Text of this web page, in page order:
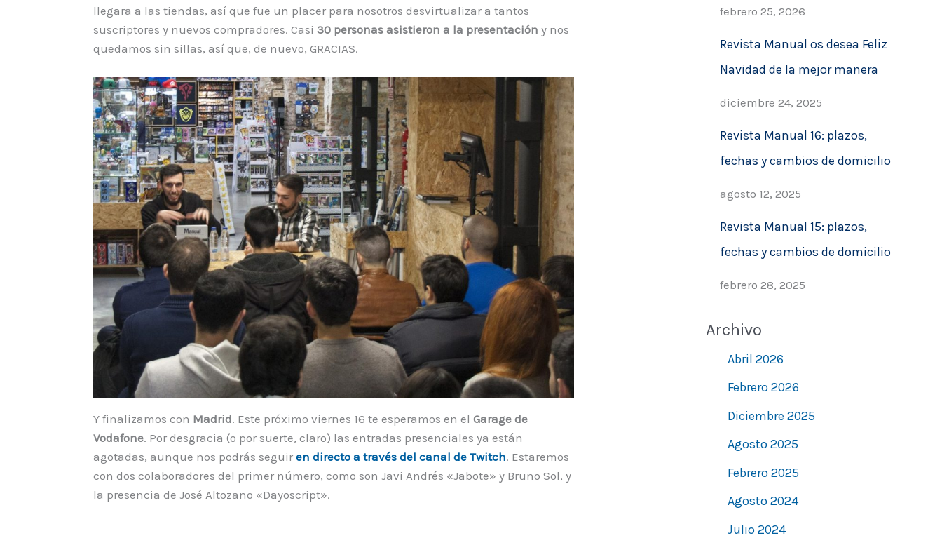
llegara a las tiendas, así que fue un placer para nosotros desvirtualizar a tantos
suscriptores y nuevos compradores. Casi30 personas asistieron a la presentación y nos
quedamos sin sillas, así que, de nuevo, GRACIAS.
Y finalizamos con Madrid. Este próximo viernes 16 te esperamos en elGarage de
Vodafone. Por desgracia (o por suerte, claro) las entradas presenciales ya están
agotadas, aunque nos podrás seguiren directo a través del canal de Twitch. Estaremos
con dos colaboradores del primer número, como son Javi Andrés «Jabote» y Bruno Sol, y
la presencia de José Altozano «Dayoscript».
febrero 25, 2026
Revista Manual os desea Feliz
Navidad de la mejor manera
diciembre 24, 2025
Revista Manual 16: plazos,
fechas y cambios de domicilio
agosto 12, 2025
Revista Manual 15: plazos,
fechas y cambios de domicilio
febrero 28, 2025
Archivo
Abril 2026
Febrero 2026
Diciembre 2025
Agosto 2025
Febrero 2025
Agosto 2024
Julio 2024